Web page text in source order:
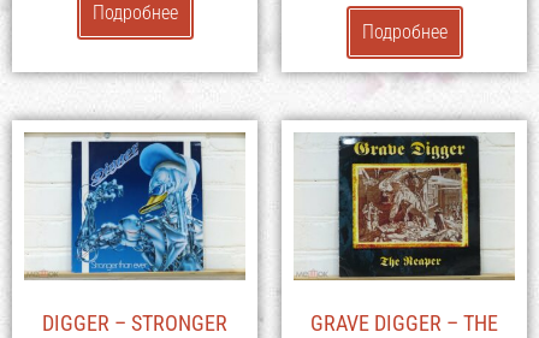
Подробнее
Подробнее
DIGGER – STRONGER
GRAVE DIGGER – THE